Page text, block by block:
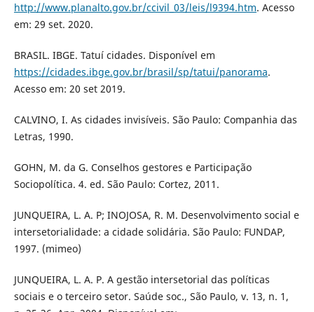
http://www.planalto.gov.br/ccivil_03/leis/l9394.htm. Acesso
em: 29 set. 2020.
BRASIL. IBGE. Tatuí cidades. Disponível em
https://cidades.ibge.gov.br/brasil/sp/tatui/panorama.
Acesso em: 20 set 2019.
CALVINO, I. As cidades invisíveis. São Paulo: Companhia das
Letras, 1990.
GOHN, M. da G. Conselhos gestores e Participação
Sociopolítica. 4. ed. São Paulo: Cortez, 2011.
JUNQUEIRA, L. A. P; INOJOSA, R. M. Desenvolvimento social e
intersetorialidade: a cidade solidária. São Paulo: FUNDAP,
1997. (mimeo)
JUNQUEIRA, L. A. P. A gestão intersetorial das políticas
sociais e o terceiro setor. Saúde soc., São Paulo, v. 13, n. 1,